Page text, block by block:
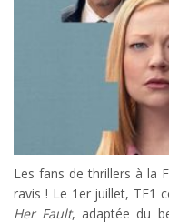
Les fans de thrillers à la
ravis ! Le 1er juillet, TF1
Her Fault, adaptée du